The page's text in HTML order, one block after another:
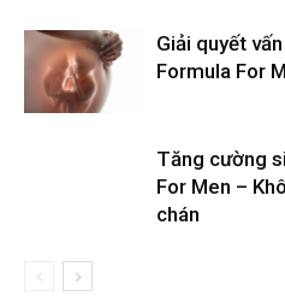
Giải quyết
Formula For
Tăng cường
For Men –
chán